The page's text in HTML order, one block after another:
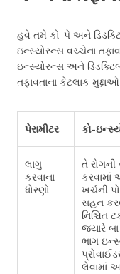
હવે તમે કો-પે અને
ઇન્સ્યોરન્સ વચ્ચેના
ઇન્સ્યોરન્સ અને
તફાવતાના કેટલાક
પેરામીટર કો-
લાગુ
કરવાના
ધોરણો
તે રોગની
કરવામાં
ખર્ચની
સહન
નિશ્ચિત
જ્યારે
ભાગ
લેવામાં